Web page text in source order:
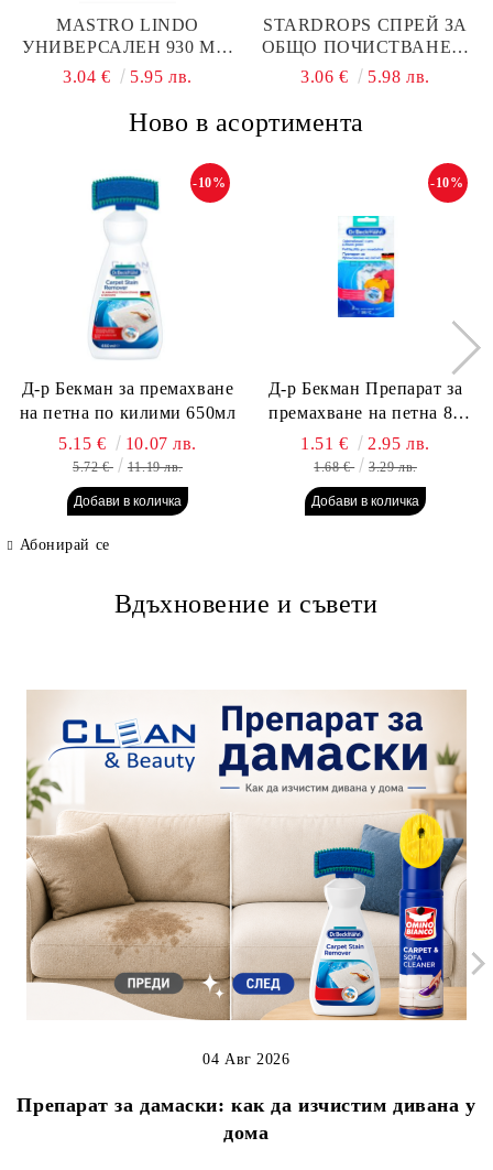
MASTRO LINDO
УНИВЕРСАЛЕН 930 МЛ.
FIORI DI COTONE
3.04 € 5.95 лв.
STARDROPS СПРЕЙ ЗА
ОБЩО ПОЧИСТВАНЕ С
БЯЛ ОЦЕТ 850МЛ
3.06 € 5.98 лв.
Ново в асортимента
Д-р Бекман за премахване
на петна по килими 650мл
-10%
5.15 € 10.07 лв.
5.72 € 11.19 лв.
Д-р Бекман Препарат за
премахване на петна 80
гр. Пауч
-10%
1.51 € 2.95 лв.
1.68 € 3.29 лв.
Абонирай се
Вдъхновение и съвети
Препарат за дамаски: как да изчистим дивана у
дома
04 Авг 2026